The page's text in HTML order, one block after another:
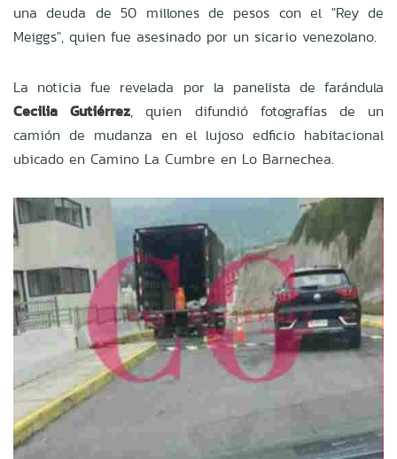
una deuda de 50 millones de pesos con el "Rey de
Meiggs", quien fue asesinado por un sicario venezolano.
La noticia fue revelada por la panelista de farándula
Cecilia Gutiérrez, quien difundió fotografías de un
camión de mudanza en el lujoso edficio habitacional
ubicado en Camino La Cumbre en Lo Barnechea.